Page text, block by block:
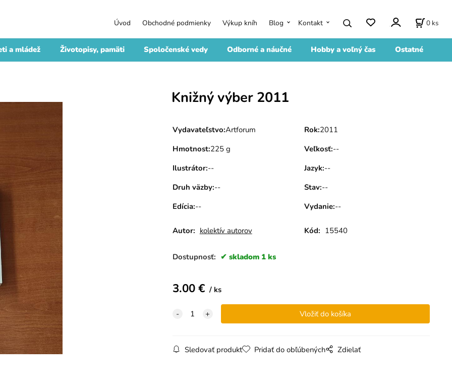
a mládež Životopisy, pamäti Spoločenské vedy Odborné a náučné Hobby a voľný čas Ostatné
Úvod Obchodné podmienky Výkup kníh Blog Kontakt 0 ks
Knižný výber 2011
Vydavateľstvo:Artforum Rok:2011
Hmotnost:225 g Veľkosť:--
Ilustrátor:-- Jazyk:--
Druh väzby:-- Stav:--
Edícia:-- Vydanie:--
Autor: kolektív autorov Kód: 15540
Dostupnosť: skladom 1 ks
3.00€ ks
Sledovať produkt Pridať do obľúbených Zdielať